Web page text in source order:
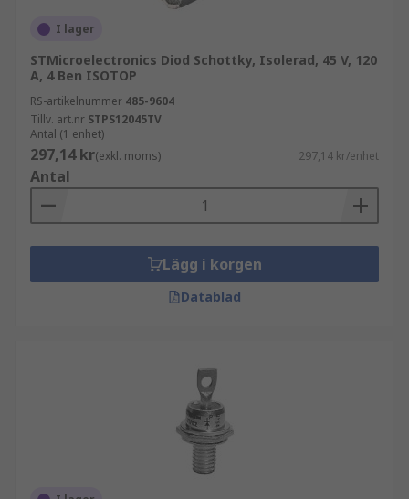
I lager
STMicroelectronics Diod Schottky, Isolerad, 45 V, 120
A, 4 Ben ISOTOP
RS-artikelnummer 485-9604
Tillv. art.nr STPS12045TV
Antal (1 enhet)
297,14 kr(exkl. moms) 297,14 kr/enhet
Antal
Lägg i korgen
Datablad